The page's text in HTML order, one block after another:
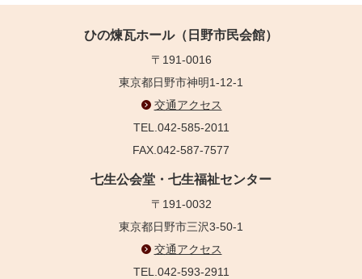
ひの煉瓦ホール（日野市民会館）
〒191-0016
東京都日野市神明1-12-1
交通アクセス
TEL.042-585-2011
FAX.042-587-7577
七生公会堂・七生福祉センター
〒191-0032
東京都日野市三沢3-50-1
交通アクセス
TEL.042-593-2911